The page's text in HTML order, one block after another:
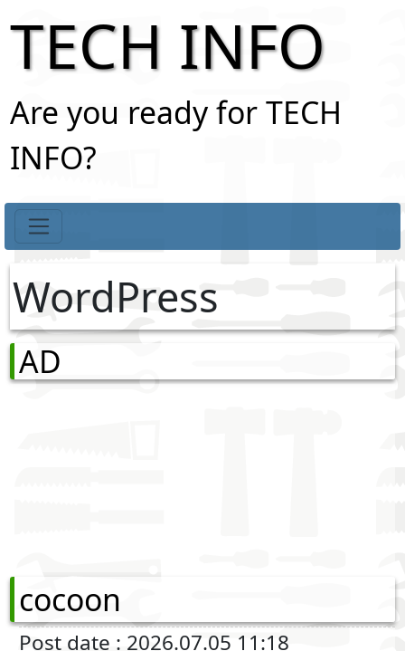
TECH INFO
Are you ready for TECH
INFO?
WordPress
AD
cocoon
Post date : 2026.07.05 11:18